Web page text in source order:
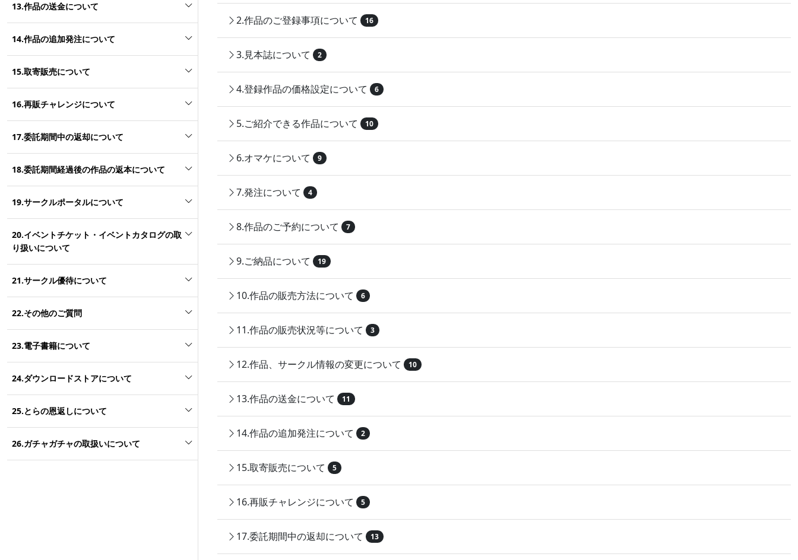
13.作品の送金について
14.作品の追加発注について
15.取寄販売について
16.再販チャレンジについて
17.委託期間中の返却について
18.委託期間経過後の作品の返本について
19.サークルポータルについて
20.イベントチケット・イベントカタログの取
り扱いについて
21.サークル優待について
22.その他のご質問
23.電子書籍について
24.ダウンロードストアについて
25.とらの恩返しについて
26.ガチャガチャの取扱いについて
2.作品のご登録事項について 16
3.見本誌について 2
4.登録作品の価格設定について 6
5.ご紹介できる作品について 10
6.オマケについて 9
7.発注について 4
8.作品のご予約について 7
9.ご納品について 19
10.作品の販売方法について 6
11.作品の販売状況等について 3
12.作品、サークル情報の変更について 10
13.作品の送金について 11
14.作品の追加発注について 2
15.取寄販売について 5
16.再販チャレンジについて 5
17.委託期間中の返却について 13